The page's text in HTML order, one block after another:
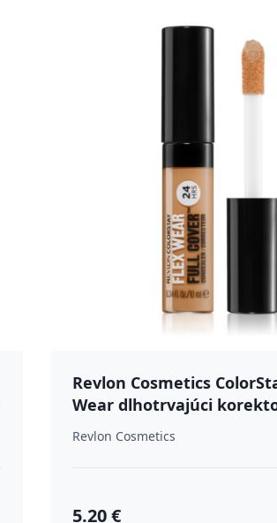
Revlon Cosmetics
Wear dlhotrvajúci
kyselinou hyalurónovou
Revlon Cosmetics
5.20 €